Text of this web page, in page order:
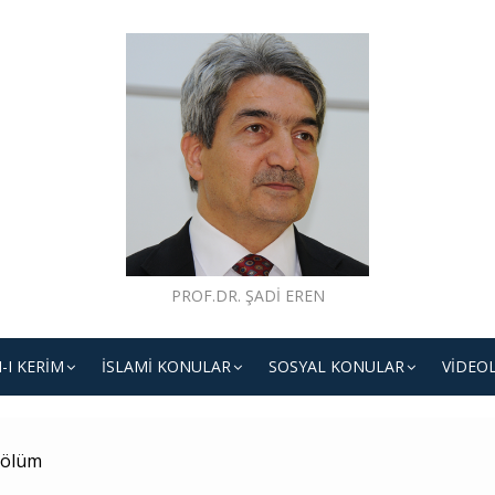
PROF.DR. ŞADI EREN
I KERIM İSLAMI KONULAR SOSYAL KONULAR